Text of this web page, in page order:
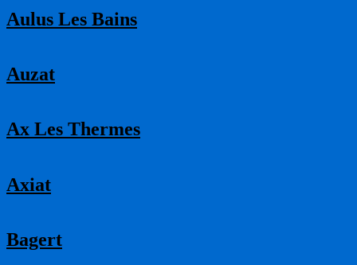
Aulus Les Bains
Auzat
Ax Les Thermes
Axiat
Bagert